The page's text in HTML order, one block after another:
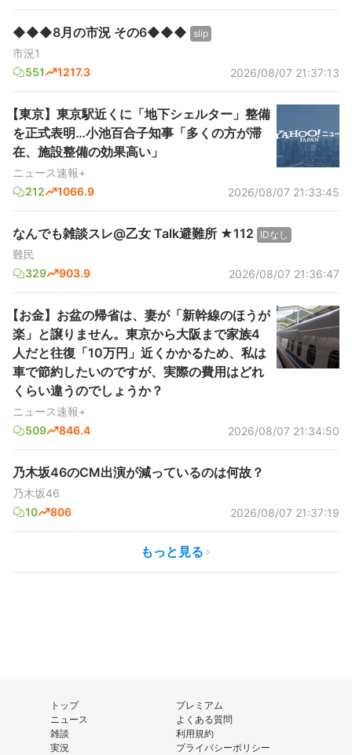
◆◆◆8月の市況 その6◆◆◆ slip
市況1
551
1217.3 2026/08/07 21:37:13
【東京】東京駅近くに「地下シェルター」整備
を正式表明…小池百合子知事「多くの方が滞
在、施設整備の効果高い」
ニュース速報+
212
1066.9 2026/08/07 21:33:45
なんでも雑談スレ@乙女 Talk避難所 ★112 IDなし
難民
329
903.9 2026/08/07 21:36:47
【お金】お盆の帰省は、妻が「新幹線のほうが
楽」と譲りません。東京から大阪まで家族4
人だと往復「10万円」近くかかるため、私は
車で節約したいのですが、実際の費用はどれ
くらい違うのでしょうか？
ニュース速報+
509
846.4 2026/08/07 21:34:50
乃木坂46のCM出演が減っているのは何故？
乃木坂46
10
806 2026/08/07 21:37:19
もっと見る
トップ
ニュース
雑談
実況
プレミアム
よくある質問
利用規約
プライバシーポリシー